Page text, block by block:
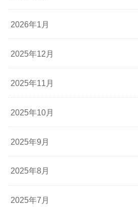
2026年1月
2025年12月
2025年11月
2025年10月
2025年9月
2025年8月
2025年7月